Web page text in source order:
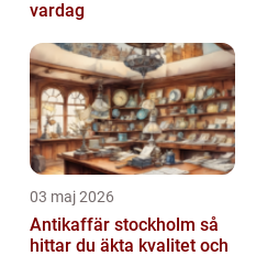
vardag
03 maj 2026
Antikaffär stockholm så
hittar du äkta kvalitet och